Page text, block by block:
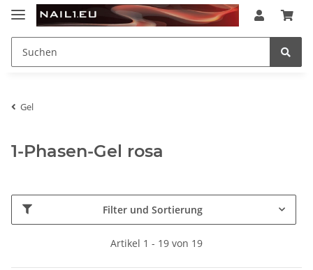
Gel
1-Phasen-Gel rosa
Filter und Sortierung
Artikel 1 - 19 von 19